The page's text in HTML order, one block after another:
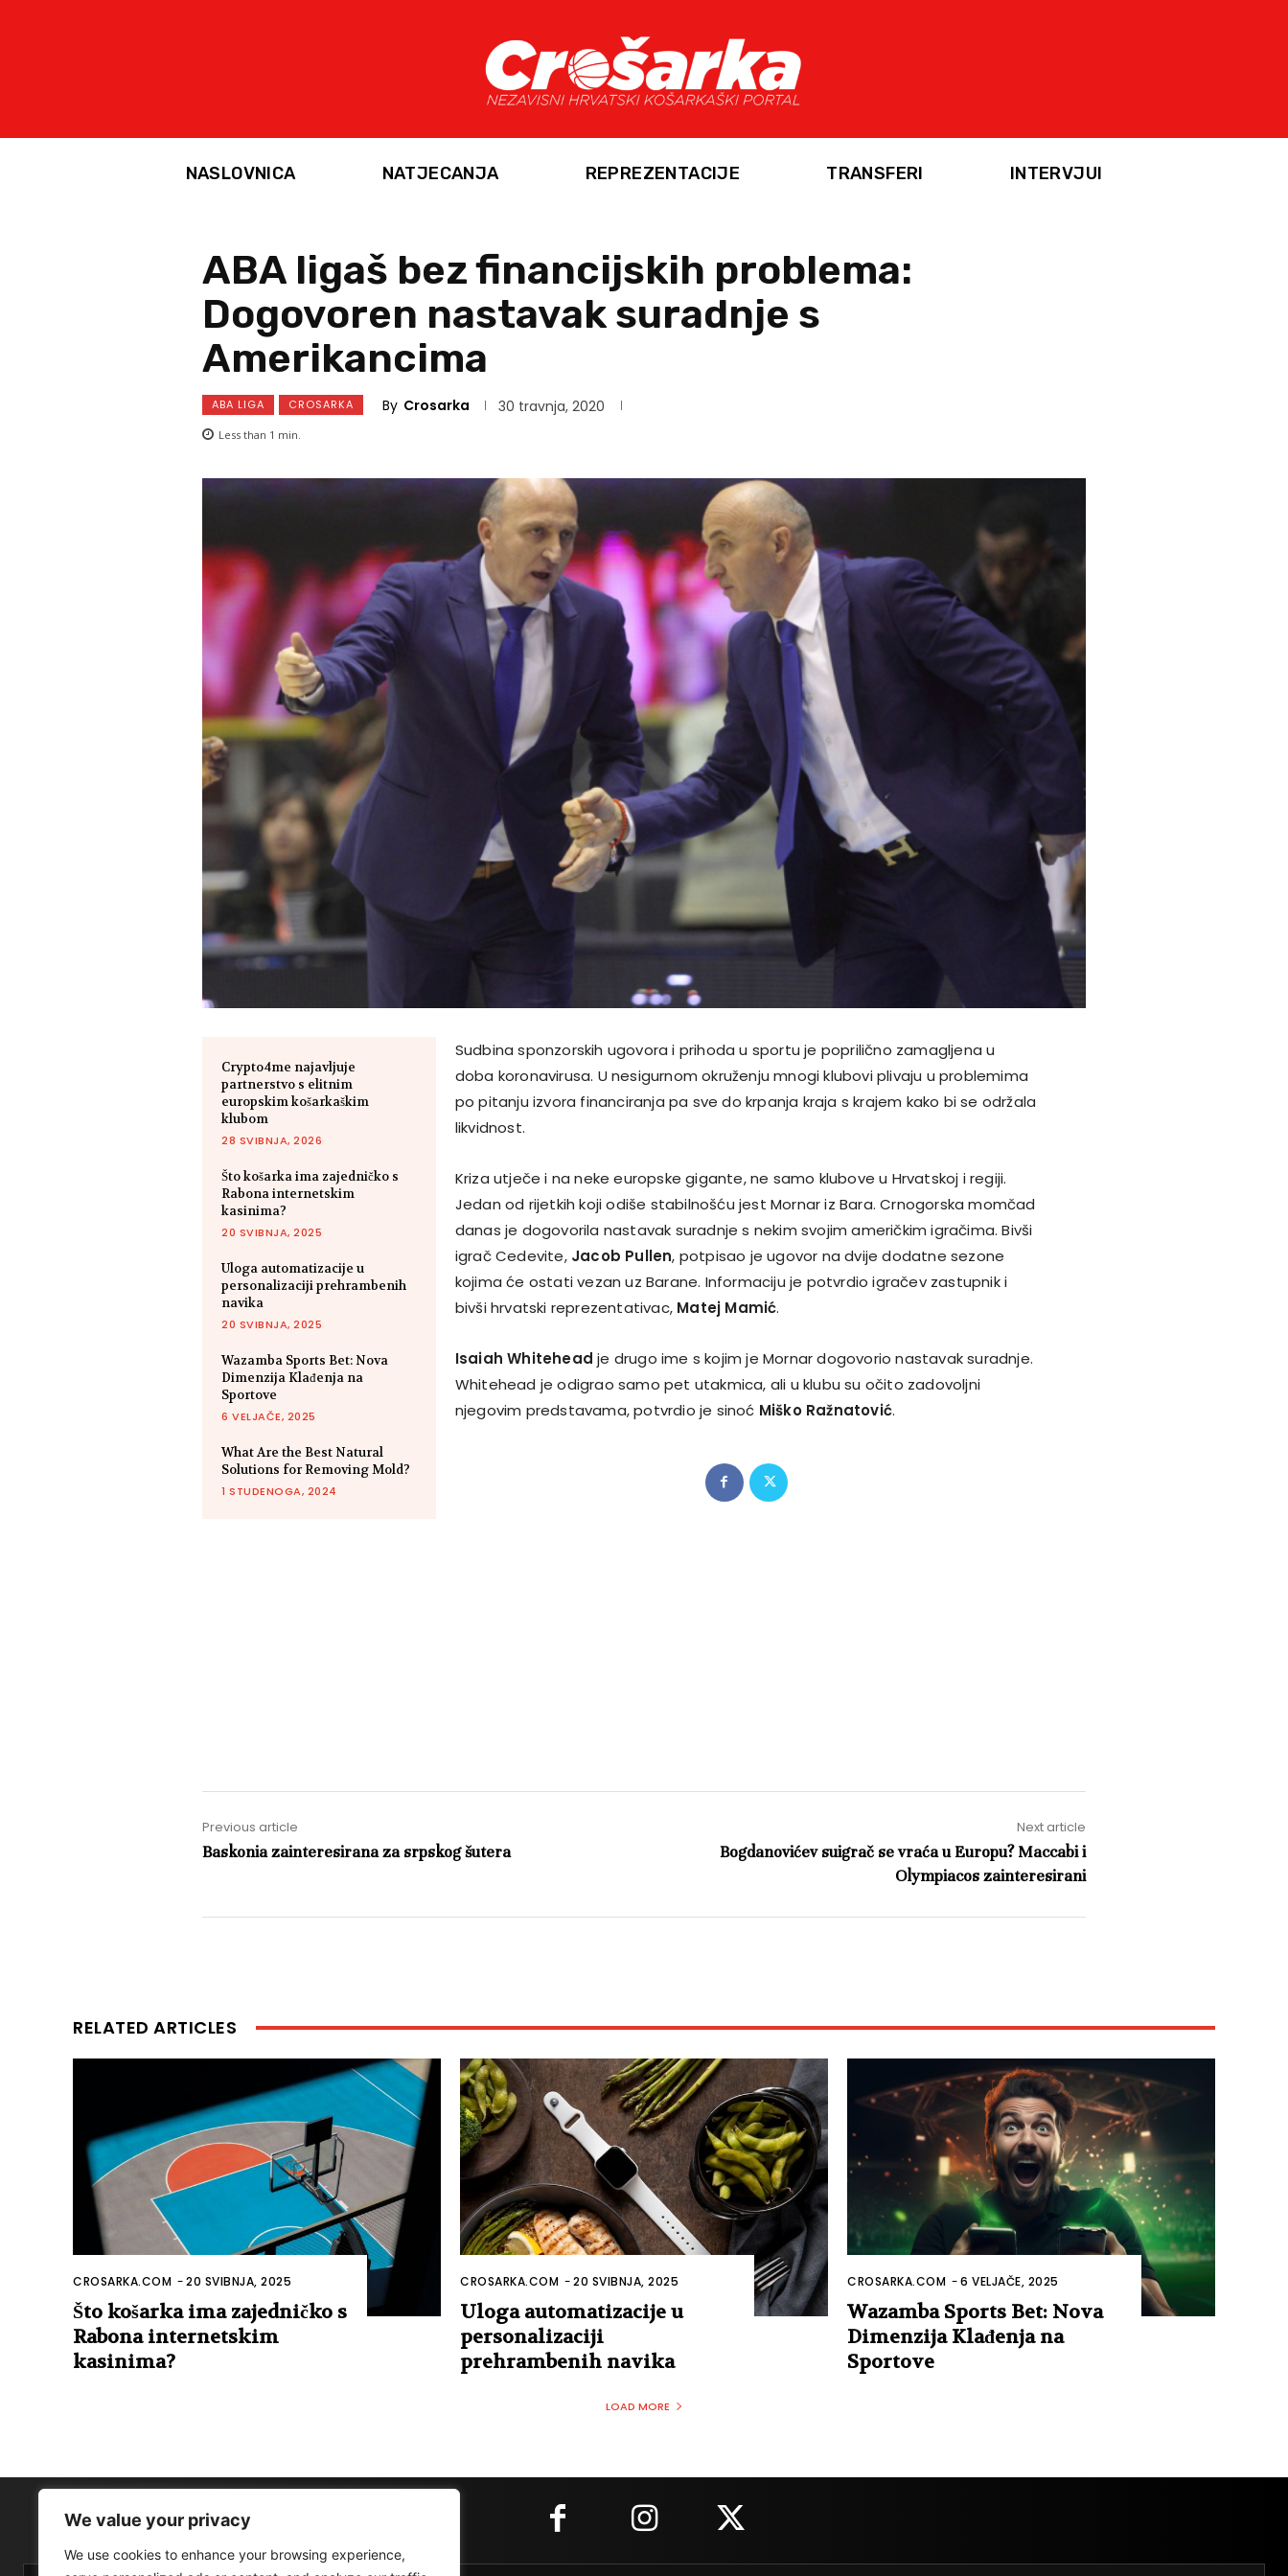
We value your privacy
We use cookies to enhance your browsing experience,
NASLOVNICA NATJECANJA REPREZENTACIJE TRANSFERI INTERVJUI
ABA ligaš bez financijskih problema:
Dogovoren nastavak suradnje s
Amerikancima
ABA LIGA CROSARKA By Crosarka 30 travnja, 2020
Less than 1 min.
Crypto4me najavljuje
partnerstvo s elitnim
europskim košarkaškim
klubom
28 SVIBNJA, 2026
Što košarka ima zajedničko s
Rabona internetskim
kasinima?
20 SVIBNJA, 2025
Uloga automatizacije u
personalizaciji prehrambenih
navika
20 SVIBNJA, 2025
Wazamba Sports Bet: Nova
Dimenzija Klađenja na
Sportove
6 VELJAČE, 2025
What Are the Best Natural
Solutions for Removing Mold?
1 STUDENOGA, 2024
Sudbina sponzorskih ugovora i prihoda u sportu je poprilično zamagljena u
doba koronavirusa. U nesigurnom okruženju mnogi klubovi plivaju u problemima
po pitanju izvora financiranja pa sve do krpanja kraja s krajem kako bi se održala
likvidnost.
Kriza utječe i na neke europske gigante, ne samo klubove u Hrvatskoj i regiji.
Jedan od rijetkih koji odiše stabilnošću jest Mornar iz Bara. Crnogorska momčad
danas je dogovorila nastavak suradnje s nekim svojim američkim igračima. Bivši
igrač Cedevite, Jacob Pullen, potpisao je ugovor na dvije dodatne sezone
kojima će ostati vezan uz Barane. Informaciju je potvrdio igračev zastupnik i
bivši hrvatski reprezentativac, Matej Mamić.
Isaiah Whitehead je drugo ime s kojim je Mornar dogovorio nastavak suradnje.
Whitehead je odigrao samo pet utakmica, ali u klubu su očito zadovoljni
njegovim predstavama, potvrdio je sinoć Miško Ražnatović.
Previous article
Baskonia zainteresirana za srpskog šutera
Next article
Bogdanovićev suigrač se vraća u Europu? Maccabi i
Olympiacos zainteresirani
RELATED ARTICLES
CROSARKA.COM -20 SVIBNJA, 2025
Što košarka ima zajedničko s
Rabona internetskim
kasinima?
CROSARKA.COM -20 SVIBNJA, 2025
Uloga automatizacije u
personalizaciji
prehrambenih navika
CROSARKA.COM -6 VELJAČE, 2025
Wazamba Sports Bet: Nova
Dimenzija Klađenja na
Sportove
LOAD MORE